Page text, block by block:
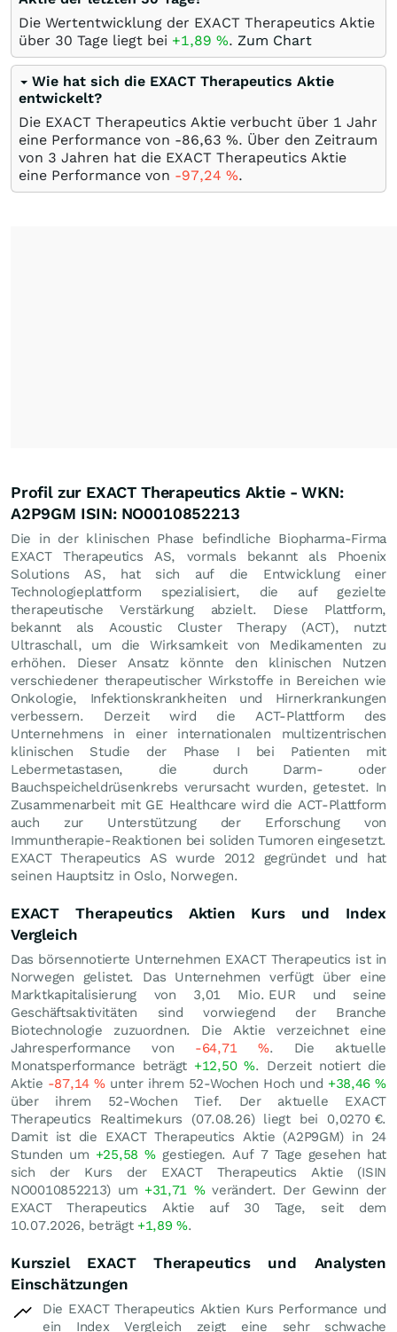
Die Wertentwicklung der EXACT Therapeutics Aktie
über 30 Tage liegt bei +1,89 %. Zum Chart
Wie hat sich die EXACT Therapeutics Aktie
entwickelt?
Die EXACT Therapeutics Aktie verbucht über 1 Jahr
eine Performance von -86,63 %. Über den Zeitraum
von 3 Jahren hat die EXACT Therapeutics Aktie
eine Performance von -97,24 %.
Profil zur EXACT Therapeutics Aktie - WKN:
A2P9GM ISIN: NO0010852213
Die in der klinischen Phase befindliche Biopharma-Firma
EXACT Therapeutics AS, vormals bekannt als Phoenix
Solutions AS, hat sich auf die Entwicklung einer
Technologieplattform spezialisiert, die auf gezielte
therapeutische Verstärkung abzielt. Diese Plattform,
bekannt als Acoustic Cluster Therapy (ACT), nutzt
Ultraschall, um die Wirksamkeit von Medikamenten zu
erhöhen. Dieser Ansatz könnte den klinischen Nutzen
verschiedener therapeutischer Wirkstoffe in Bereichen wie
Onkologie, Infektionskrankheiten und Hirnerkrankungen
verbessern. Derzeit wird die ACT-Plattform des
Unternehmens in einer internationalen multizentrischen
klinischen Studie der Phase I bei Patienten mit
Lebermetastasen, die durch Darm- oder
Bauchspeicheldrüsenkrebs verursacht wurden, getestet. In
Zusammenarbeit mit GE Healthcare wird die ACT-Plattform
auch zur Unterstützung der Erforschung von
Immuntherapie-Reaktionen bei soliden Tumoren eingesetzt.
EXACT Therapeutics AS wurde 2012 gegründet und hat
seinen Hauptsitz in Oslo, Norwegen.
EXACT Therapeutics Aktien Kurs und Index
Vergleich
Das börsennotierte Unternehmen EXACT Therapeutics ist in
Norwegen gelistet. Das Unternehmen verfügt über eine
Marktkapitalisierung von 3,01 Mio. EUR und seine
Geschäftsaktivitäten sind vorwiegend der Branche
Biotechnologie zuzuordnen. Die Aktie verzeichnet eine
Jahresperformance von -64,71 %. Die aktuelle
Monatsperformance beträgt +12,50%. Derzeit notiert die
Aktie -87,14%unter ihrem 52-Wochen Hoch und +38,46%
über ihrem 52-Wochen Tief. Der aktuelle EXACT
Therapeutics Realtimekurs (07.08.26) liegt bei 0,0270 €.
Damit ist die EXACT Therapeutics Aktie (A2P9GM) in 24
Stunden um +25,58%gestiegen. Auf 7 Tage gesehen hat
sich der Kurs der EXACT Therapeutics Aktie (ISIN
NO0010852213) um +31,71 %verändert. Der Gewinn der
EXACT Therapeutics Aktie auf 30 Tage, seit dem
10.07.2026, beträgt +1,89%.
Kursziel EXACT Therapeutics und Analysten
Einschätzungen
Die EXACT Therapeutics Aktien Kurs Performance und
ein Index Vergleich zeigt eine sehr schwache